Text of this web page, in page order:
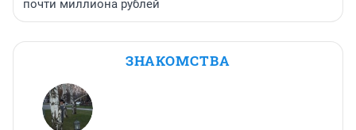
почти миллиона рублей
ЗНАКОМСТВА